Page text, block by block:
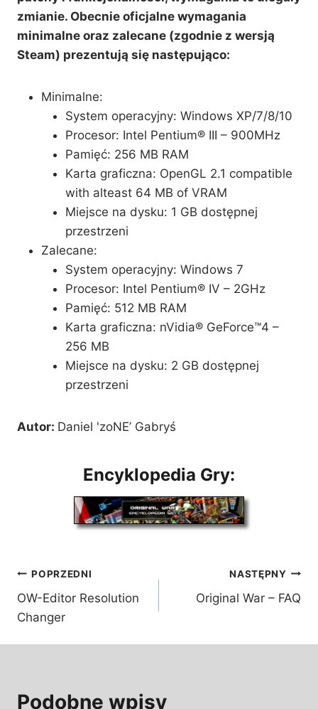
zmianie. Obecnie oficjalne wymagania
minimalne oraz zalecane (zgodnie z wersją
Steam) prezentują się następująco:
Minimalne:
System operacyjny: Windows XP/7/8/10
Procesor: Intel Pentium® III – 900MHz
Pamięć: 256 MB RAM
Karta graficzna: OpenGL 2.1 compatible
with alteast 64 MB of VRAM
Miejsce na dysku: 1 GB dostępnej
przestrzeni
Zalecane:
System operacyjny: Windows 7
Procesor: Intel Pentium® IV – 2GHz
Pamięć: 512 MB RAM
Karta graficzna: nVidia® GeForce™4 –
256 MB
Miejsce na dysku: 2 GB dostępnej
przestrzeni
Autor: Daniel 'zoNE’ Gabryś
Encyklopedia Gry:
Nawigacja
wpisu
POPRZEDNI
OW-Editor Resolution
Changer
NASTĘPNY
Original War – FAQ
Podobne wpisy